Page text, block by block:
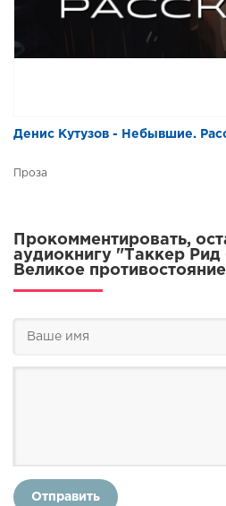
Денис Кутузов - Небывшие.
Проза
Прокомментировать,
аудиокнигу "Таккер Рид
Великое
Отправить